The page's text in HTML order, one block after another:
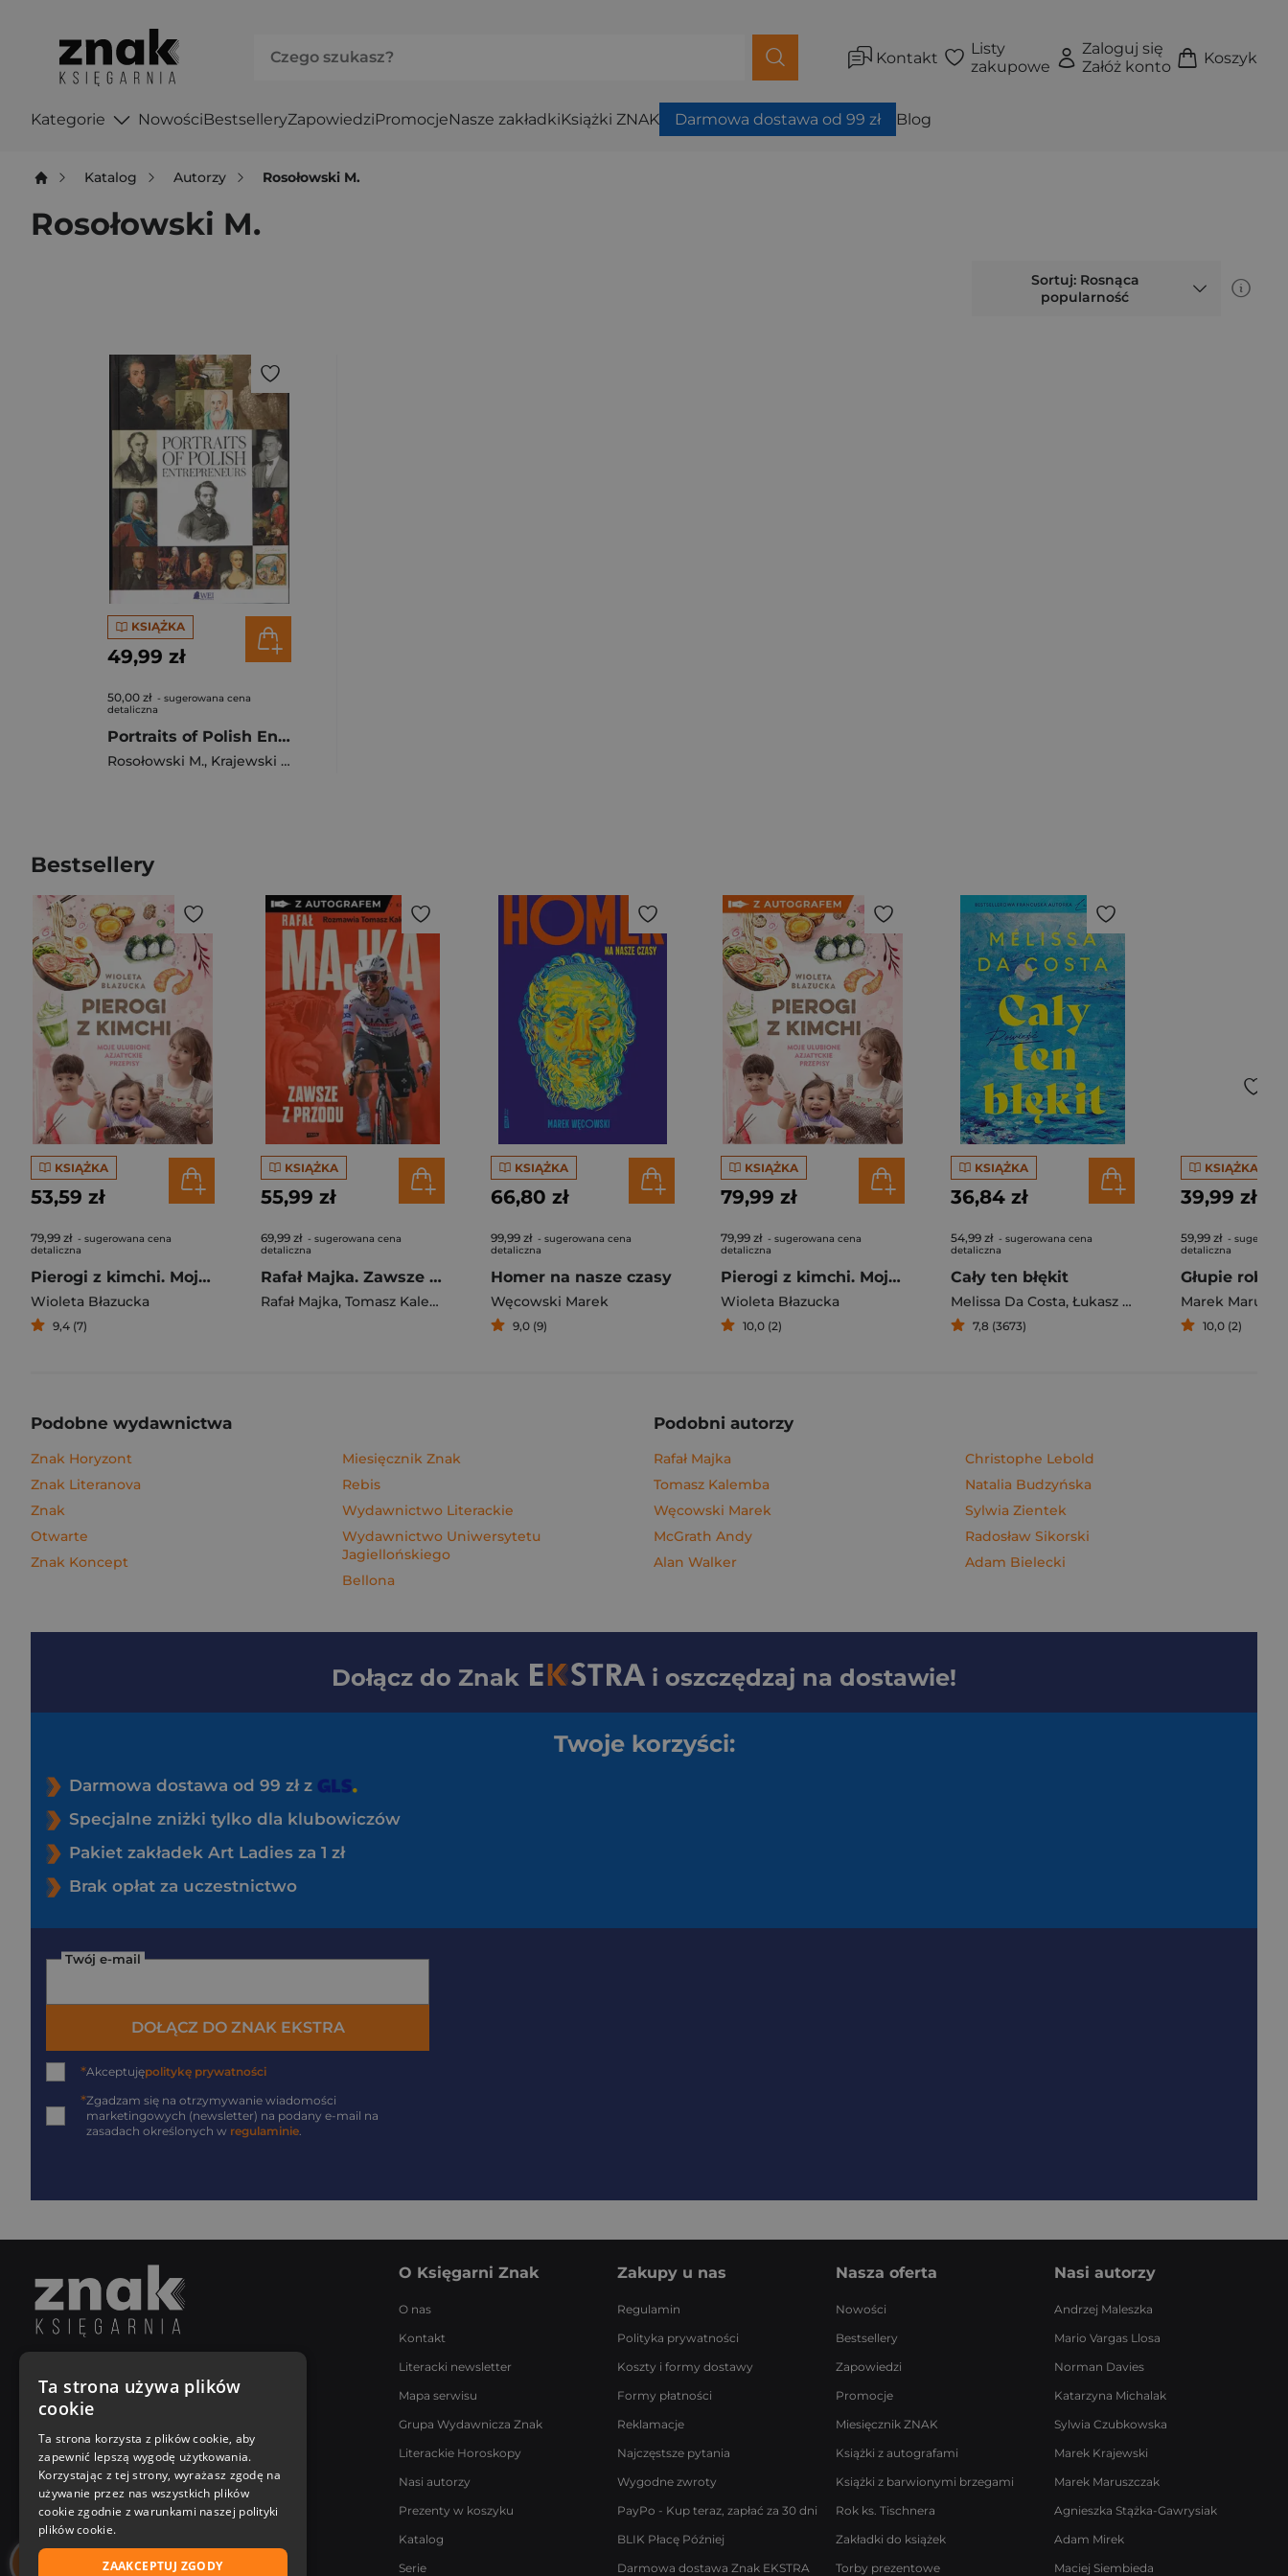
Kontakt
Listy
zakupowe
Zaloguj się
Załóż konto
Koszyk
Kategorie NowościBestselleryZapowiedziPromocjeNasze zakładkiKsiążki ZNAK Darmowa dostawa od 99 zł Blog
Katalog Autorzy Rosołowski M.
Rosołowski M.
Sortuj: Rosnąca
popularność
KSIĄŻKA
49,99 zł
50,00 zł - sugerowana cena
detaliczna
Portraits of Polish Entrepreneurs: From the Middle Ages to 1939
Rosołowski M., Krajewski A.
Bestsellery
KSIĄŻKA
53,59 zł
79,99 zł - sugerowana cena
detaliczna
Pierogi z kimchi. Moje ulubione azjatyckie przepisy
Wioleta Błazucka
9,4 (7)
KSIĄŻKA
55,99 zł
69,99 zł - sugerowana cena
detaliczna
Rafał Majka. Zawsze z przodu. Rozmawia Tomasz Kalemba - książka z autografem
Rafał Majka, Tomasz Kalemba
KSIĄŻKA
66,80 zł
99,99 zł - sugerowana cena
detaliczna
Homer na nasze czasy
Węcowski Marek
9,0 (9)
KSIĄŻKA
79,99 zł
79,99 zł - sugerowana cena
detaliczna
Pierogi z kimchi. Moje ulubione azjatyckie przepisy - książka z autografem
Wioleta Błazucka
10,0 (2)
KSIĄŻKA
36,84 zł
54,99 zł - sugerowana cena
detaliczna
Cały ten błękit
Melissa Da Costa, Łukasz Müller
7,8 (3673)
KSIĄŻKA
39,99 zł
59,99 zł -
detaliczna
Marek
10,0 (2)
Podobne wydawnictwa
Znak Horyzont
Znak Literanova
Znak
Otwarte
Znak Koncept
Miesięcznik Znak
Rebis
Wydawnictwo Literackie
Wydawnictwo Uniwersytetu
Jagiellońskiego
Bellona
Podobni autorzy
Rafał Majka
Tomasz Kalemba
Węcowski Marek
McGrath Andy
Alan Walker
Christophe Lebold
Natalia Budzyńska
Sylwia Zientek
Radosław Sikorski
Adam Bielecki
Dołącz do Znak i oszczędzaj na dostawie!
Twoje korzyści:
Darmowa dostawa od 99 zł z
Specjalne zniżki tylko dla klubowiczów
Pakiet zakładek Art Ladies za 1 zł
Brak opłat za uczestnictwo
Twój e-mail
DOŁĄCZ DO ZNAK EKSTRA
*Akceptujępolitykę prywatności
*Zgadzam się na otrzymywanie wiadomości
marketingowych (newsletter) na podany e-mail na
zasadach określonych w regulaminie.
Poniedziałek - Piątek
8:00 - 18:00
[email protected]
Bądź z nami na bieżąco
O Księgarni Znak
O nas
Kontakt
Literacki newsletter
Mapa serwisu
Grupa Wydawnicza Znak
Literackie Horoskopy
Nasi autorzy
Prezenty w koszyku
Katalog
Serie
Zakupy u nas
Regulamin
Polityka prywatności
Koszty i formy dostawy
Formy płatności
Reklamacje
Najczęstsze pytania
Wygodne zwroty
PayPo - Kup teraz, zapłać za 30 dni
BLIK Płacę Później
Darmowa dostawa Znak EKSTRA
Nasza oferta
Nowości
Bestsellery
Zapowiedzi
Promocje
Miesięcznik ZNAK
Książki z autografami
Książki z barwionymi brzegami
Rok ks. Tischnera
Zakładki do książek
Torby prezentowe
Nasi autorzy
Andrzej Maleszka
Mario Vargas Llosa
Norman Davies
Katarzyna Michalak
Sylwia Czubkowska
Marek Krajewski
Marek Maruszczak
Agnieszka Stążka-Gawrysiak
Adam Mirek
Maciej Siembieda
Ta strona używa plików
cookie
Ta strona korzysta z plików cookie, aby
zapewnić lepszą wygodę użytkowania.
Korzystając z tej strony, wyrażasz zgodę na
używanie przez nas wszystkich plików
cookie zgodnie z warunkami naszej polityki
plików cookie.
ZAAKCEPTUJ ZGODY